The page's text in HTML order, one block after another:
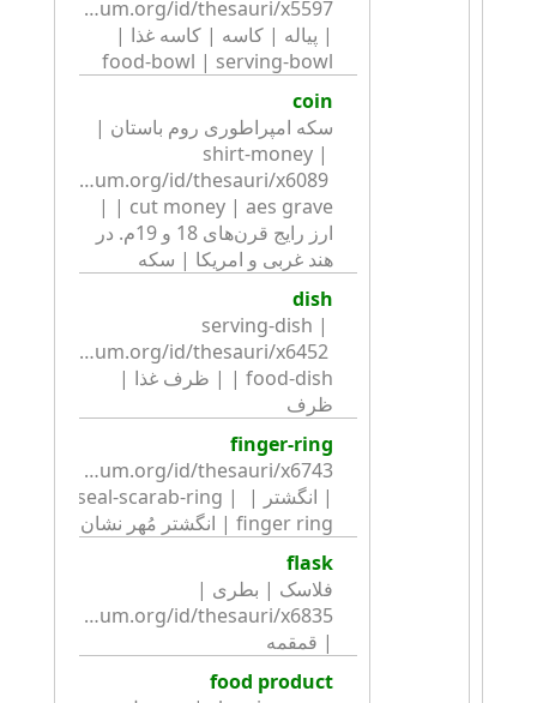
food-bowl | serving-bowl
coin
shirt-money |
id/thesauri/x6089
هند غربی و امریکا | سکه
dish
serving-dish |
id/thesauri/x6452
ظرف
finger-ring
| انگشتر | seal-scarab-ring |
finger ring | انگشتر مُهر نشان
flask
| قمقمه
food product